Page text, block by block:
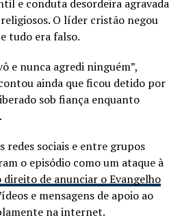
e conduta desordeira agravada
O líder cristão negou
tudo era falso.
e nunca agredi ninguém”,
ainda que ficou detido por
sob fiança enquanto
redes sociais e entre grupos
o episódio como um ataque à
direito de anunciar o Evangelho
e mensagens de apoio ao
na internet.